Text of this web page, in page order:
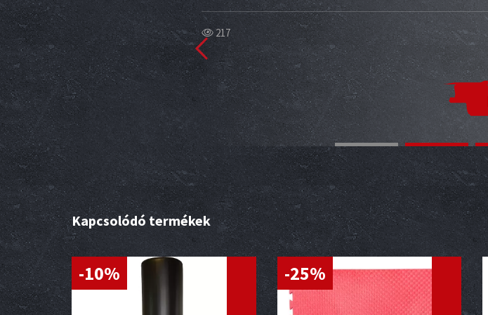
217
Kapcsolódó termékek
-10% -25%